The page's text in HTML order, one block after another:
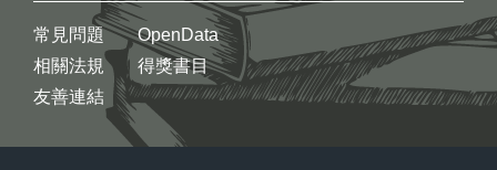
常見問題
相關法規
友善連結
OpenData
得獎書目